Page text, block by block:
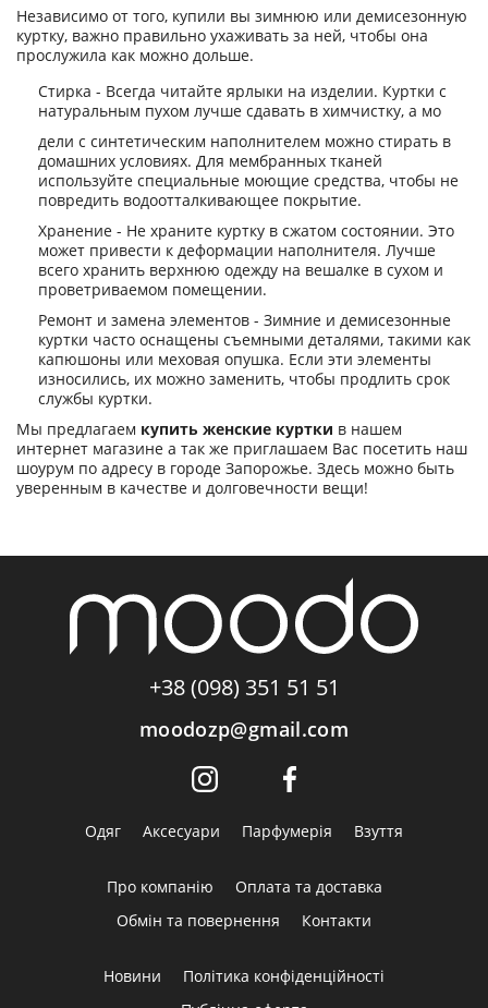
Независимо от того, купили вы зимнюю или демисезонную
куртку, важно правильно ухаживать за ней, чтобы она
прослужила как можно дольше.
Стирка - Всегда читайте ярлыки на изделии. Куртки с
натуральным пухом лучше сдавать в химчистку, а мо
дели с синтетическим наполнителем можно стирать в
домашних условиях. Для мембранных тканей
используйте специальные моющие средства, чтобы не
повредить водоотталкивающее покрытие.
Хранение - Не храните куртку в сжатом состоянии. Это
может привести к деформации наполнителя. Лучше
всего хранить верхнюю одежду на вешалке в сухом и
проветриваемом помещении.
Ремонт и замена элементов - Зимние и демисезонные
куртки часто оснащены съемными деталями, такими как
капюшоны или меховая опушка. Если эти элементы
износились, их можно заменить, чтобы продлить срок
службы куртки.
Мы предлагаем купить женские куртки в нашем
интернет магазине а так же приглашаем Вас посетить наш
шоурум по адресу в городе Запорожье. Здесь можно быть
уверенным в качестве и долговечности вещи!
+38 (098) 351 51 51
moodozp@gmail.com
Одяг Аксесуари Парфумерія Взуття
Про компанію
Оплата та доставка
Обмін та повернення
Контакти
Новини
Політика конфіденційності